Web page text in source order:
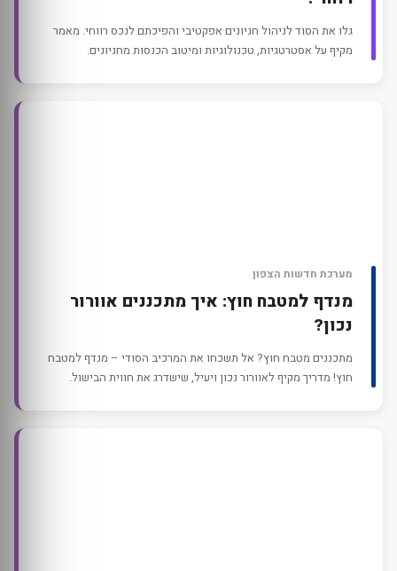
גלו את הסוד לניהול חניונים אפקטיבי והפיכתם לנכס רווחי. מאמר
מקיף על אסטרטגיות, טכנולוגיות ומיטוב הכנסות מחניונים.
מערכת חדשות הצפון
מנדף למטבח חוץ: איך מתכננים אוורור
נכון?
מתכננים מטבח חוץ? אל תשכחו את המרכיב הסודי – מנדף למטבח
חוץ! מדריך מקיף לאוורור נכון ויעיל, שישדרג את חווית הבישול.